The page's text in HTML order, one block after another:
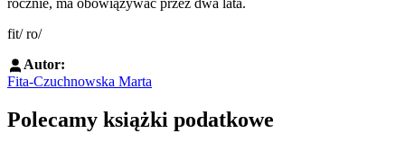
rocznie, ma obowiązywać przez dwa lata.
fit/ ro/
Autor:
Fita-Czuchnowska Marta
Polecamy książki podatkowe